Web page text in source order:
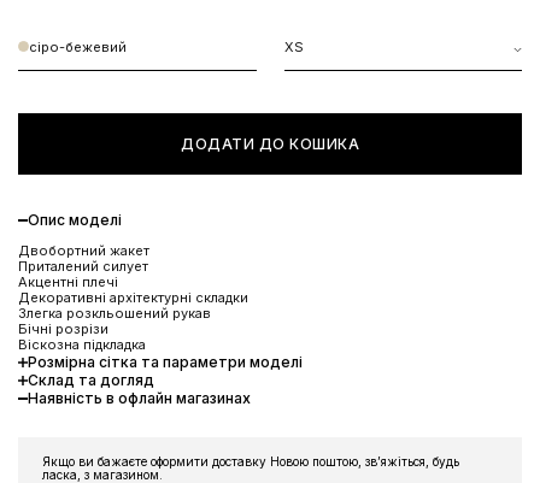
сіро-бежевий XS
ДОДАТИ ДО КОШИКА
Опис моделі
Двобортний жакет
Приталений силует
Акцентні плечі
Декоративні архітектурні складки
Злегка розкльошений рукав
Бічні розрізи
Віскозна підкладка
Розмірна сітка та параметри моделі
Склад та догляд
Наявність в офлайн магазинах
Якщо ви бажаєте оформити доставку Новою поштою, звʼяжіться, будь
ласка, з магазином.